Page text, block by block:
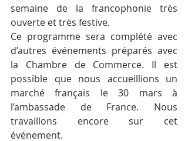
semaine de la francophonie très
ouverte et très festive.
Ce programme sera complété avec
d’autres événements préparés avec
la Chambre de Commerce. Il est
possible que nous accueillions un
marché français le 30 mars à
l’ambassade de France. Nous
travaillons encore sur cet
événement.